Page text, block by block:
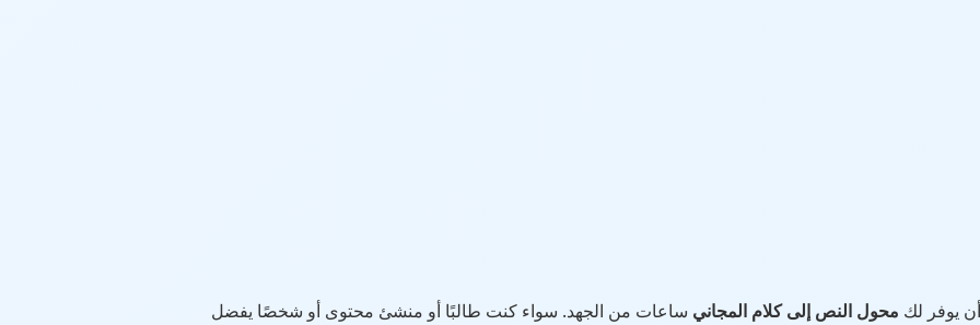
يوفر لك محول النص إلى كلام المجاني ساعات من الجهد. سواء كنت طالبًا أو منشئ محتوى أو شخصًا يفضل